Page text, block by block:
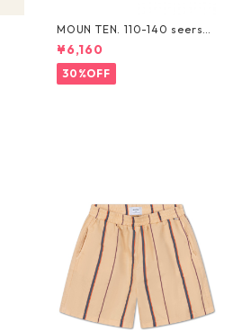
MOUN TEN. 110-140 seersuc
ker half pants [MP55C-173
6a]
¥6,160
30%OFF